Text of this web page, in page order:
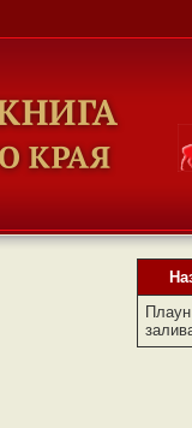
Плаун